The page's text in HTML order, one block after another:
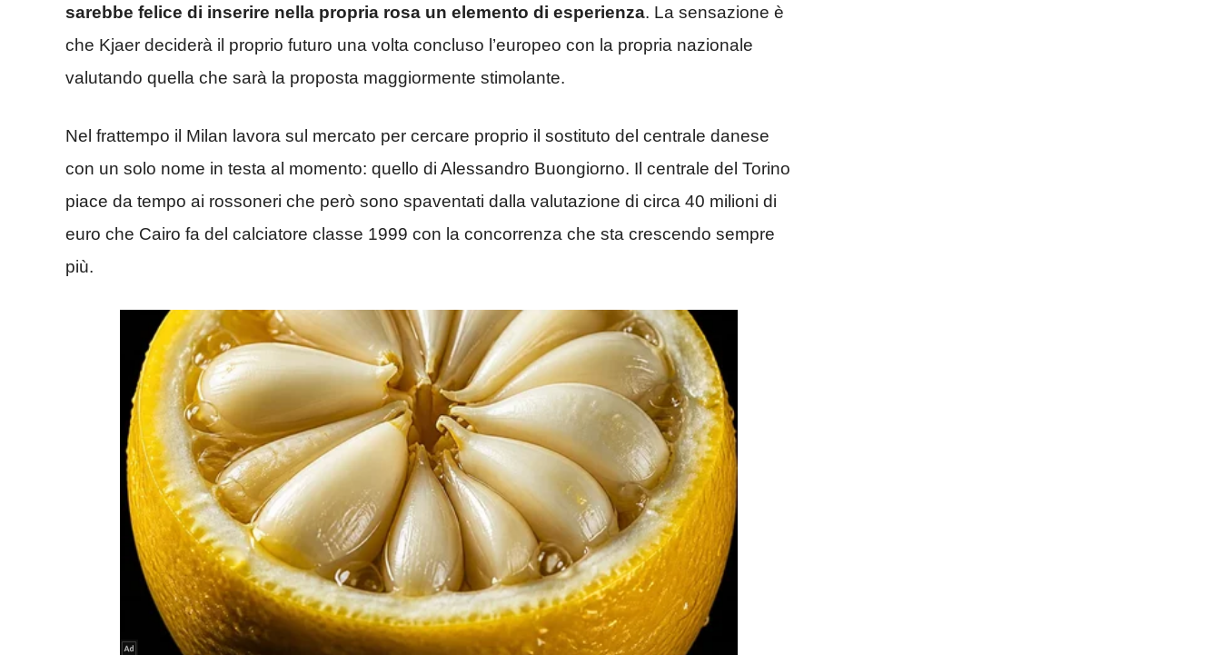
sarebbe felice di inserire nella propria rosa un elemento di esperienza. La sensazione è
che Kjaer deciderà il proprio futuro una volta concluso l’europeo con la propria nazionale
valutando quella che sarà la proposta maggiormente stimolante.
Nel frattempo il Milan lavora sul mercato per cercare proprio il sostituto del centrale danese
con un solo nome in testa al momento: quello di Alessandro Buongiorno. Il centrale del Torino
piace da tempo ai rossoneri che però sono spaventati dalla valutazione di circa 40 milioni di
euro che Cairo fa del calciatore classe 1999 con la concorrenza che sta crescendo sempre
più.